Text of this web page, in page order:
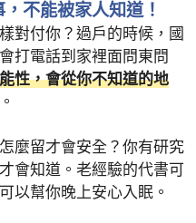
不能被家人知道！
對付你？過戶的時候，國
打電話到家裡面問東問
性，會從你不知道的地
。
麼留才會安全？你有研究
會知道。老經驗的代書可
以幫你晚上安心入眠。